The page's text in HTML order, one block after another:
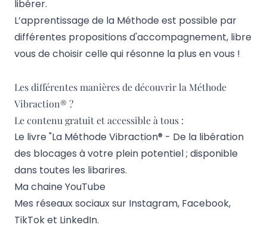
libérer.
L’apprentissage de la Méthode est possible par
différentes propositions d'accompagnement, libre
vous de choisir celle qui résonne la plus en vous !
Les différentes manières de découvrir la Méthode
Vibraction® ?
Le contenu gratuit et accessible à tous :
Le livre"La Méthode Vibraction® - De la libération
des blocages à votre plein potentiel ; disponible
dans toutes les libarires.
Ma chaine YouTube
Mes réseaux sociaux sur Instagram, Facebook,
TikToket LinkedIn.